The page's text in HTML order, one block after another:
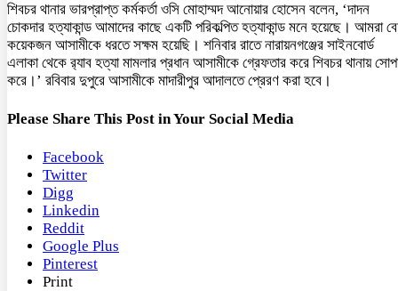
শিবচর থানার ভারপ্রাপ্ত কর্মকর্তা ওসি মোহাম্মদ আনোয়ার হোসেন বলেন, ‘দাদন
চোকদার হত্যাকান্ড আমাদের কাছে একটি পরিকল্পিত হত্যাকান্ড মনে হয়েছে। আমরা
কয়েকজন আসামীকে ধরতে সক্ষম হয়েছি। শনিবার রাতে নারায়নগঞ্জের সাইনবোর্ড
এলাকা থেকে র‌্যাব হত্যা মামলার প্রধান আসামীকে গ্রেফতার করে শিবচর থানায়
করে।’ রবিবার দুপুরে আসামীকে মাদারীপুর আদালতে প্রেরণ করা হবে।
Please Share This Post in Your Social Media
Facebook
Twitter
Digg
Linkedin
Reddit
Google Plus
Pinterest
Print